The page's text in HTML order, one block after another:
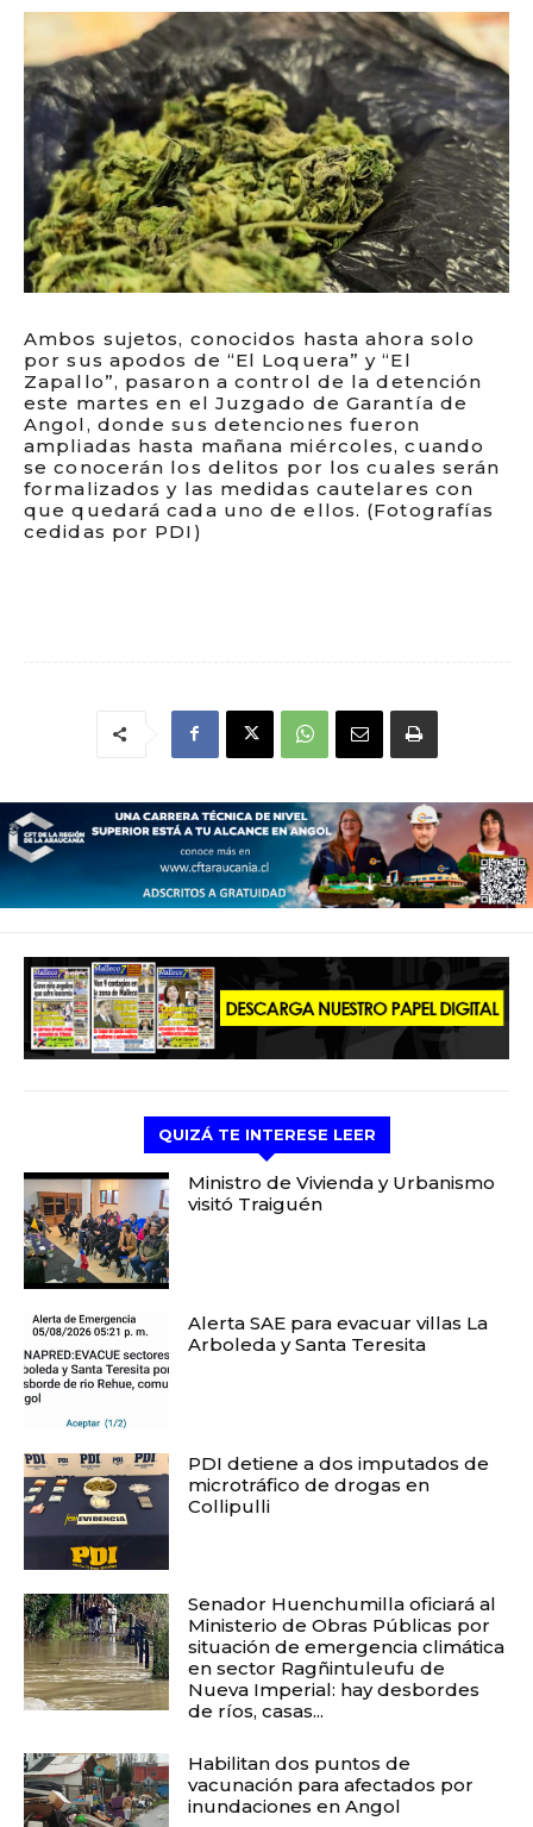
Ambos sujetos, conocidos hasta ahora solo
por sus apodos de “El Loquera” y “El
Zapallo”, pasaron a control de la detención
este martes en el Juzgado de Garantía de
Angol, donde sus detenciones fueron
ampliadas hasta mañana miércoles, cuando
se conocerán los delitos por los cuales serán
formalizados y las medidas cautelares con
que quedará cada uno de ellos. (Fotografías
cedidas por PDI)
QUIZÁ TE INTERESE LEER
Ministro de Vivienda y Urbanismo
visitó Traiguén
Alerta SAE para evacuar villas La
Arboleda y Santa Teresita
PDI detiene a dos imputados de
microtráfico de drogas en
Collipulli
Senador Huenchumilla oficiará al
Ministerio de Obras Públicas por
situación de emergencia climática
en sector Ragñintuleufu de
Nueva Imperial: hay desbordes
de ríos, casas...
Habilitan dos puntos de
vacunación para afectados por
inundaciones en Angol